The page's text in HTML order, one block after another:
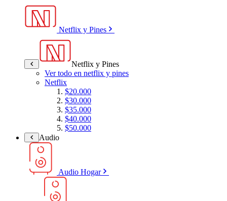
Netflix y Pines
Netflix y Pines
Ver todo en netflix y pines
Netflix
$20.000
$30.000
$35.000
$40.000
$50.000
Audio
Audio Hogar